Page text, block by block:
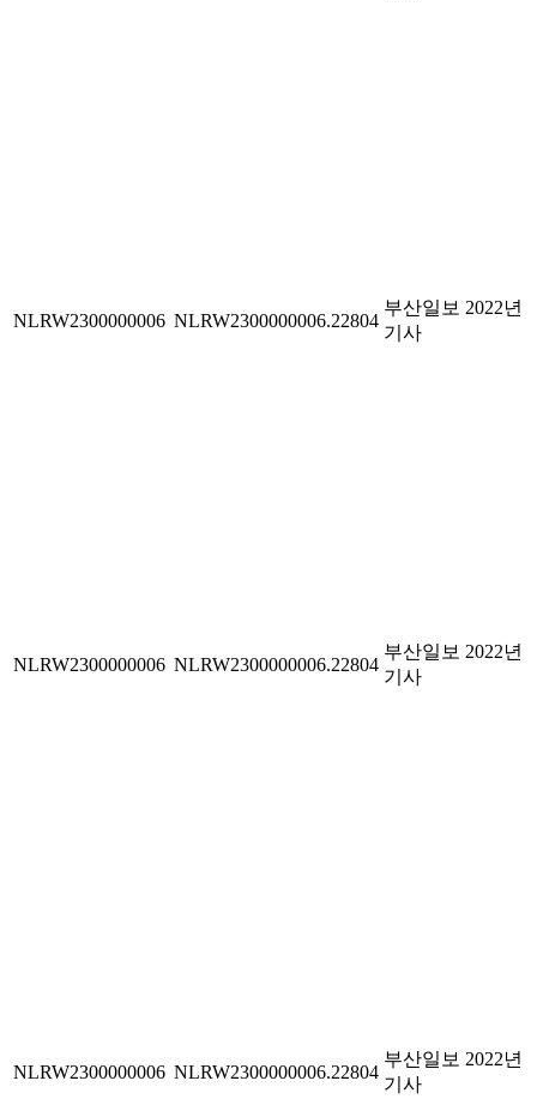
NLRW2300000006 NLRW2300000006.22804
부산일보 2022년
기사
NLRW2300000006 NLRW2300000006.22804
부산일보 2022년
기사
NLRW2300000006 NLRW2300000006.22804
부산일보 2022년
기사